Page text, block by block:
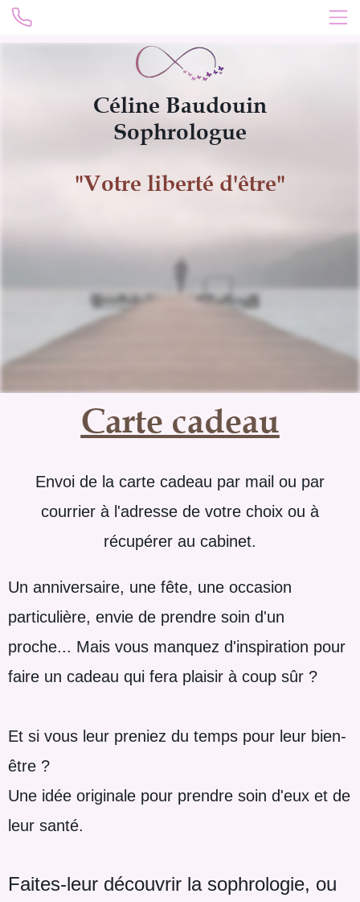
Céline Baudouin
Sophrologue
"Votre liberté d'être"
Carte cadeau
Envoi de la carte cadeau par mail ou par
courrier à l'adresse de votre choix ou à
récupérer au cabinet.
Un anniversaire, une fête, une occasion
particulière, envie de prendre soin d'un
proche... Mais vous manquez d'inspiration pour
faire un cadeau qui fera plaisir à coup sûr ?
Et si vous leur preniez du temps pour leur bien-
être ?
Une idée originale pour prendre soin d'eux et de
leur santé.
Faites-leur découvrir la sophrologie, ou